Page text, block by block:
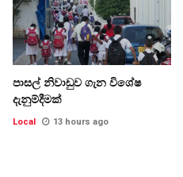
පාසල් නිවාඩුව ගැන විශේෂ
දැනුම්දීමක්
Local 13 hours ago